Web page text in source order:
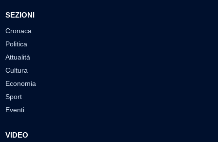
SEZIONI
Cronaca
Politica
Attualità
Cultura
Economia
Sport
Eventi
VIDEO